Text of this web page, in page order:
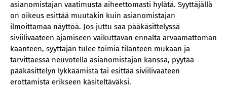
asianomistajan vaatimusta aiheettomasti hylätä. Syyttäjällä
on oikeus esittää muutakin kuin asianomistajan
ilmoittamaa näyttöä. Jos juttu saa pääkäsittelyssä
siviilivaateen ajamiseen vaikuttavan ennalta arvaamattoman
käänteen, syyttäjän tulee toimia tilanteen mukaan ja
tarvittaessa neuvotella asianomistajan kanssa, pyytää
pääkäsittelyn lykkäämistä tai esittää siviilivaateen
erottamista erikseen käsiteltäväksi.